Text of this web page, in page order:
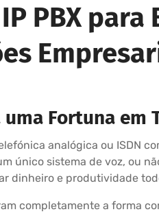
PBX
uma Fortuna
analógica ou ISDN
único sistema de voz, ou
dinheiro e produtividade
completamente a forma